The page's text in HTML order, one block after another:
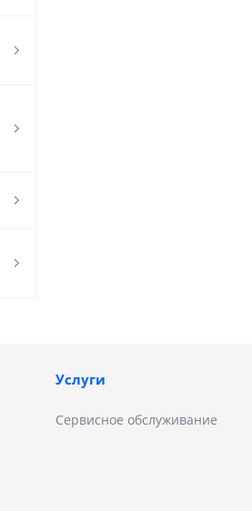
Услуги
Сервисное обслуживание